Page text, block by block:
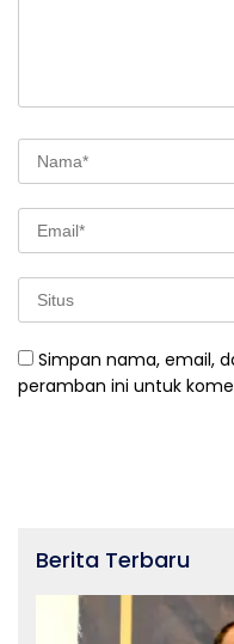
Simpan nama, email,
peramban ini untuk
Berita Terbaru